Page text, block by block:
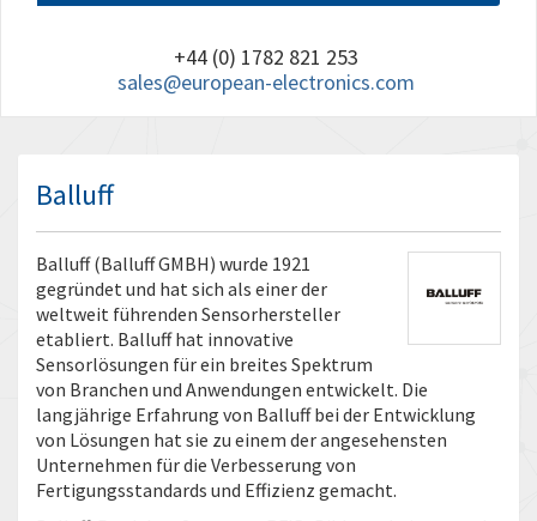
+44 (0) 1782 821 253
sales@european-electronics.com
Balluff
Balluff (Balluff GMBH) wurde 1921
gegründet und hat sich als einer der
weltweit führenden Sensorhersteller
etabliert. Balluff hat innovative
Sensorlösungen für ein breites Spektrum
von Branchen und Anwendungen entwickelt. Die
langjährige Erfahrung von Balluff bei der Entwicklung
von Lösungen hat sie zu einem der angesehensten
Unternehmen für die Verbesserung von
Fertigungsstandards und Effizienz gemacht.